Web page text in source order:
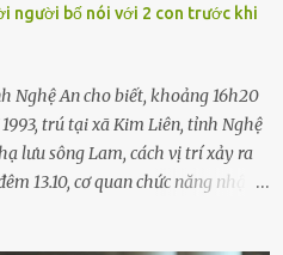
người bố nói với 2 con trước khi
Nghệ An cho biết, khoảng 16h20
1993, trú tại xã Kim Liên, tỉnh Nghệ
lưu sông Lam, cách vị trí xảy ra
13.10, cơ quan chức năng nhận